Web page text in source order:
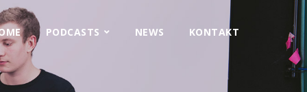
PODCASTS NEWS KONTAKT